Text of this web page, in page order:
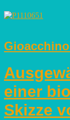
einer
Skizze